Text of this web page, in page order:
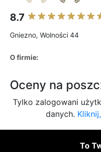
8.7
Gniezno, Wolności 44
O firmie:
Oceny na
Tylko zalogowani
danych.
To